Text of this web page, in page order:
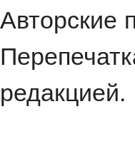
Авторские
редакцией.